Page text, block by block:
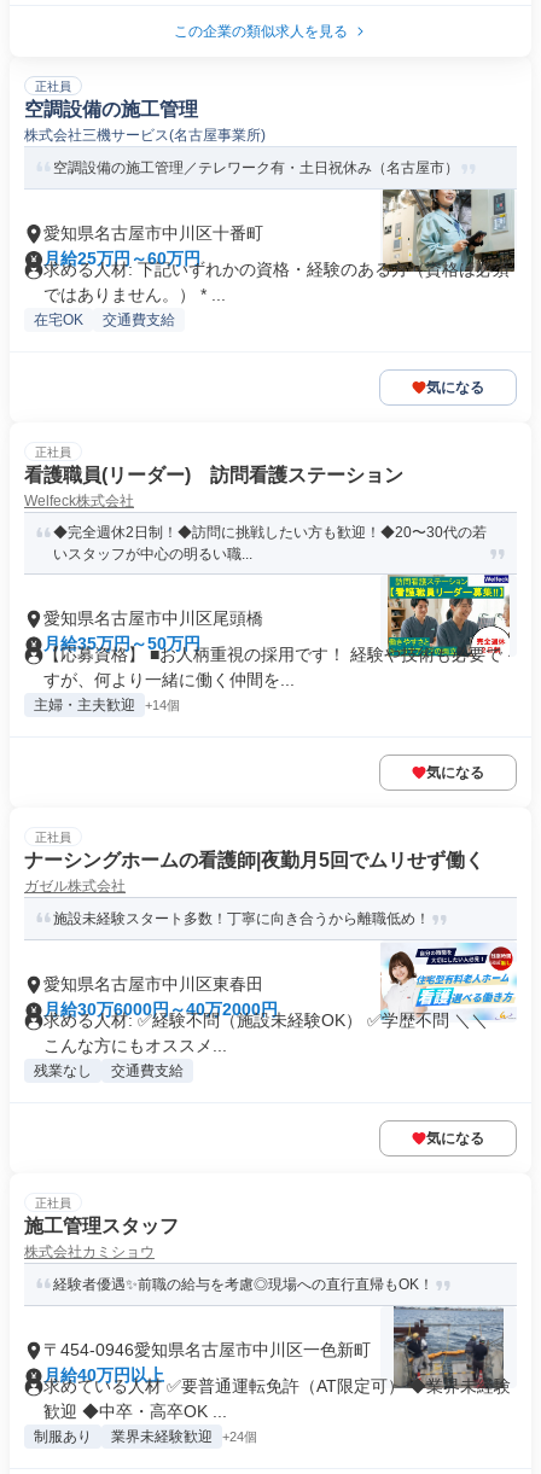
この企業の類似求人を見る
正社員
空調設備の施工管理
株式会社三機サービス(名古屋事業所)
空調設備の施工管理／テレワーク有・土日祝休み（名古屋市）
愛知県名古屋市中川区十番町
月給25万円～60万円
求める人材: 下記いずれかの資格・経験のある方（資格は必須
ではありません。） * ...
在宅OK 交通費支給
気になる
正社員
看護職員(リーダー) 訪問看護ステーション
Welfeck株式会社
◆完全週休2日制！◆訪問に挑戦したい方も歓迎！◆20〜30代の若
いスタッフが中心の明るい職...
愛知県名古屋市中川区尾頭橋
月給35万円～50万円
【応募資格】 ■お人柄重視の採用です！ 経験や技術も必要で
すが、何より一緒に働く仲間を...
主婦・主夫歓迎 +14個
気になる
正社員
ナーシングホームの看護師|夜勤月5回でムリせず働く
ガゼル株式会社
施設未経験スタート多数！丁寧に向き合うから離職低め！
愛知県名古屋市中川区東春田
月給30万6000円～40万2000円
求める人材: ✅経験不問（施設未経験OK） ✅学歴不問 ＼＼
こんな方にもオススメ...
残業なし 交通費支給
気になる
正社員
施工管理スタッフ
株式会社カミショウ
経験者優遇✨前職の給与を考慮◎現場への直行直帰もOK！
〒454-0946愛知県名古屋市中川区一色新町
月給40万円以上
求めている人材 ✅要普通運転免許（AT限定可） ◆業界未経験
歓迎 ◆中卒・高卒OK ...
制服あり 業界未経験歓迎 +24個